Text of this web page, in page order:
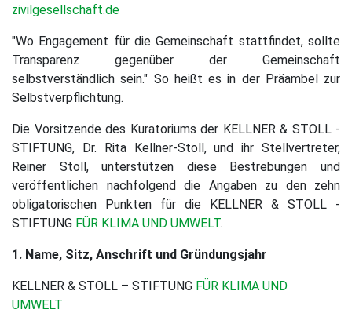
zivilgesellschaft.de
"Wo Engagement für die Gemeinschaft stattfindet, sollte
Transparenz gegenüber der Gemeinschaft
selbstverständlich sein." So heißt es in der Präambel zur
Selbstverpflichtung.
Die Vorsitzende des Kuratoriums der KELLNER & STOLL -
STIFTUNG, Dr. Rita Kellner-Stoll, und ihr Stellvertreter,
Reiner Stoll, unterstützen diese Bestrebungen und
veröffentlichen nachfolgend die Angaben zu den zehn
obligatorischen Punkten für die KELLNER & STOLL -
STIFTUNG FÜR KLIMA UND UMWELT.
1. Name, Sitz, Anschrift und Gründungsjahr
KELLNER & STOLL – STIFTUNG FÜR KLIMA UND
UMWELT